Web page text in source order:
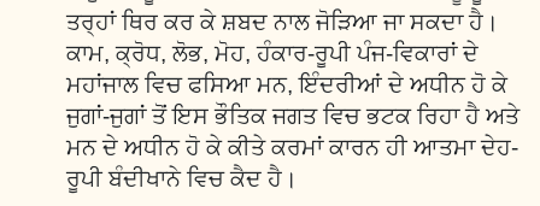
ਤਰ੍ਹਾਂ ਥਿਰ ਕਰ ਕੇ ਸ਼ਬਦ ਨਾਲ ਜੋੜਿਆ ਜਾ ਸਕਦਾ ਹੈ।
ਕਾਮ, ਕ੍ਰੋਧ, ਲੋਭ, ਮੋਹ, ਹੰਕਾਰ-ਰੂਪੀ ਪੰਜ-ਵਿਕਾਰਾਂ ਦੇ
ਮਹਾਂਜਾਲ ਵਿਚ ਫਸਿਆ ਮਨ, ਇੰਦਰੀਆਂ ਦੇ ਅਧੀਨ ਹੋ ਕੇ
ਜੁਗਾਂ-ਜੁਗਾਂ ਤੋਂ ਇਸ ਭੌਤਿਕ ਜਗਤ ਵਿਚ ਭਟਕ ਰਿਹਾ ਹੈ ਅਤੇ
ਮਨ ਦੇ ਅਧੀਨ ਹੋ ਕੇ ਕੀਤੇ ਕਰਮਾਂ ਕਾਰਨ ਹੀ ਆਤਮਾ ਦੇਹ-
ਰੂਪੀ ਬੰਦੀਖਾਨੇ ਵਿਚ ਕੈਦ ਹੈ।